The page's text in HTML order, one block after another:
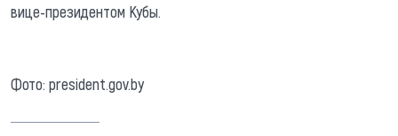
вице-президентом Кубы.
Фото: president.gov.by